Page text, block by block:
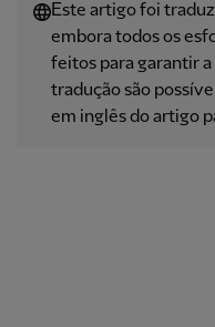
Este artigo foi
embora todos os
feitos para garantir
tradução são
em inglês do artigo